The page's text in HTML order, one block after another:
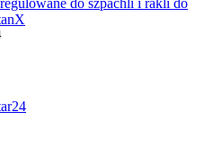
do szpachli i rakli do